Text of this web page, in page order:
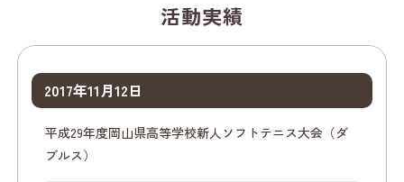
活動実績
2017年11月12日
平成29年度岡山県高等学校新人ソフトテニス大会（ダ
ブルス）